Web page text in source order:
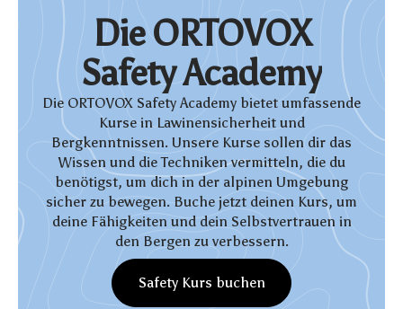
Die ORTOVOX
SafetyAcademy
Die ORTOVOX Safety Academy bietet umfassende
Kurse in Lawinensicherheit und
Bergkenntnissen. Unsere Kurse sollen dir das
Wissen und die Techniken vermitteln, die du
benötigst, um dich in der alpinen Umgebung
sicher zu bewegen. Buche jetzt deinen Kurs, um
deine Fähigkeiten und dein Selbstvertrauen in
den Bergen zu verbessern.
Safety Kurs buchen